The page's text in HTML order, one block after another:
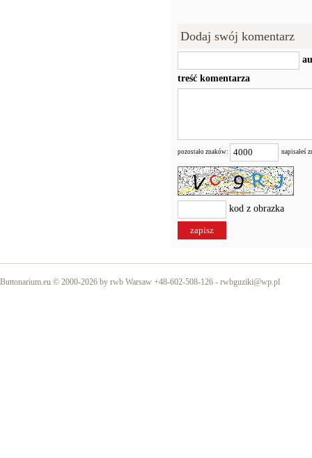
Dodaj swój komentarz
treść komentarza
pozostało znaków: napisałeś
kod z obrazka
Buttonarium.eu © 2000-2026 by rwb Warsaw +48-602-508-126 - rwbguziki@wp.pl